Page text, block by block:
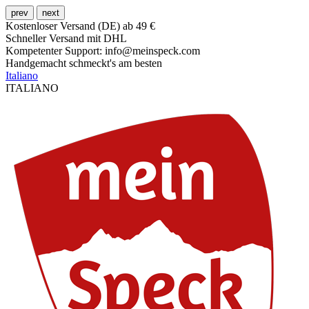
prev next
Kostenloser Versand (DE) ab 49 €
Schneller Versand mit DHL
Kompetenter Support: info@meinspeck.com
Handgemacht schmeckt's am besten
Italiano
ITALIANO